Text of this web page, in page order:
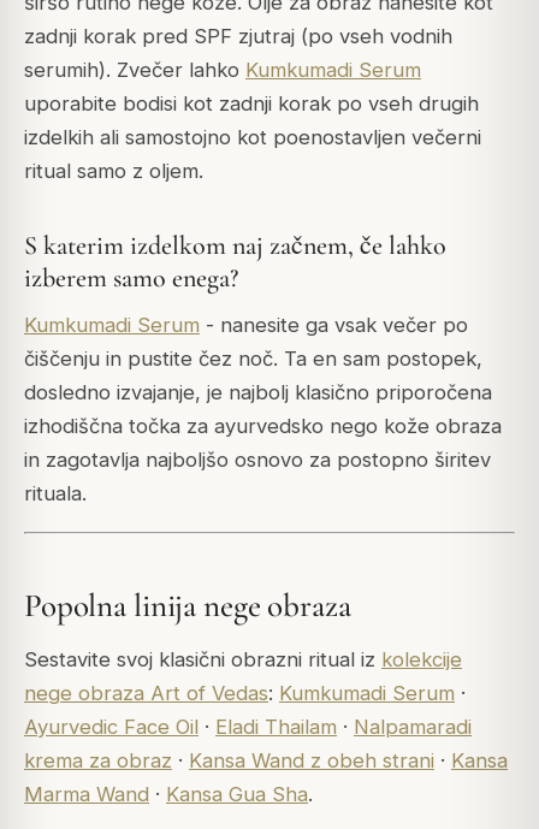
zadnji korak pred SPF zjutraj (po vseh vodnih
serumih). Zvečer lahko Kumkumadi Serum
uporabite bodisi kot zadnji korak po vseh drugih
izdelkih ali samostojno kot poenostavljen večerni
ritual samo z oljem.
S katerim izdelkom naj začnem, če lahko
izberem samo enega?
Kumkumadi Serum - nanesite ga vsak večer po
čiščenju in pustite čez noč. Ta en sam postopek,
dosledno izvajanje, je najbolj klasično priporočena
izhodiščna točka za ayurvedsko nego kože obraza
in zagotavlja najboljšo osnovo za postopno širitev
rituala.
Popolna linija nege obraza
Sestavite svoj klasični obrazni ritual iz kolekcije
nege obraza Art of Vedas: Kumkumadi Serum ·
Ayurvedic Face Oil · Eladi Thailam · Nalpamaradi
krema za obraz · Kansa Wand z obeh strani · Kansa
Marma Wand · Kansa Gua Sha.